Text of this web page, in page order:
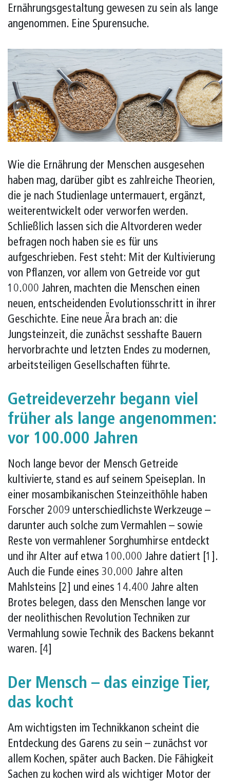
Ernährungsgestaltung gewesen zu sein als lange
angenommen. Eine Spurensuche.
Wie die Ernährung der Menschen ausgesehen
haben mag, darüber gibt es zahlreiche Theorien,
die je nach Studienlage untermauert, ergänzt,
weiterentwickelt oder verworfen werden.
Schließlich lassen sich die Altvorderen weder
befragen noch haben sie es für uns
aufgeschrieben. Fest steht: Mit der Kultivierung
von Pflanzen, vor allem von Getreide vor gut
10.000 Jahren, machten die Menschen einen
neuen, entscheidenden Evolutionsschritt in ihrer
Geschichte. Eine neue Ära brach an: die
Jungsteinzeit, die zunächst sesshafte Bauern
hervorbrachte und letzten Endes zu modernen,
arbeitsteiligen Gesellschaften führte.
Getreideverzehr begann viel
früher als lange angenommen:
vor 100.000 Jahren
Noch lange bevor der Mensch Getreide
kultivierte, stand es auf seinem Speiseplan. In
einer mosambikanischen Steinzeithöhle haben
Forscher 2009 unterschiedlichste Werkzeuge –
darunter auch solche zum Vermahlen – sowie
Reste von vermahlener Sorghumhirse entdeckt
und ihr Alter auf etwa 100.000 Jahre datiert [1].
Auch die Funde eines 30.000 Jahre alten
Mahlsteins [2] und eines 14.400 Jahre alten
Brotes belegen, dass den Menschen lange vor
der neolithischen Revolution Techniken zur
Vermahlung sowie Technik des Backens bekannt
waren. [4]
Der Mensch – das einzige Tier,
das kocht
Am wichtigsten im Technikkanon scheint die
Entdeckung des Garens zu sein – zunächst vor
allem Kochen, später auch Backen. Die Fähigkeit
Sachen zu kochen wird als wichtiger Motor der